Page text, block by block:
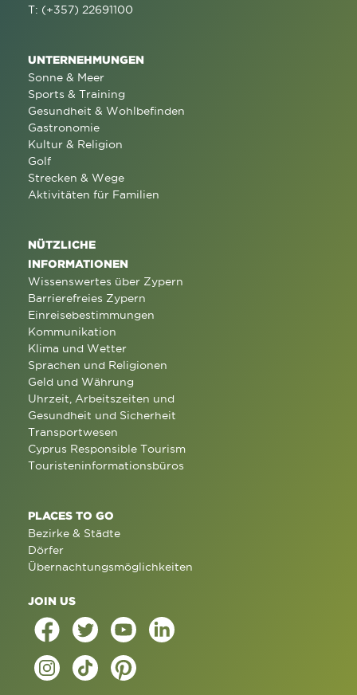
T: (+357) 22691100
UNTERNEHMUNGEN
Sonne & Meer
Sports & Training
Gesundheit & Wohlbefinden
Gastronomie
Kultur & Religion
Golf
Strecken & Wege
Aktivitäten für Familien
NÜTZLICHE
INFORMATIONEN
Wissenswertes über Zypern
Barrierefreies Zypern
Einreisebestimmungen
Kommunikation
Klima und Wetter
Sprachen und Religionen
Geld und Währung
Uhrzeit, Arbeitszeiten und
Gesundheit und Sicherheit
Transportwesen
Cyprus Responsible Tourism
Touristeninformationsbüros
PLACES TO GO
Bezirke & Städte
Dörfer
Übernachtungsmöglichkeiten
JOIN US